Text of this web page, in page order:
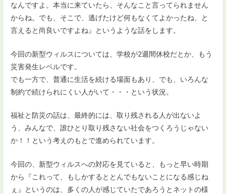
なんですよ。本当に来ていたら、そんなこと言ってられません
からね。でも、そこで、逃げたけど何もなくてよかったね、と
言えると尚良いですよね』というような話をします。
今回の新型ウィルスについては、学校が2週間休校だとか、もう
災害発生レベルです。
でも一方で、普通に生活を続ける場面もあり、でも、いろんな
制約で続けられにくい人がいて・・・という状況。
福祉と防災の話は、最終的には、取り残される人が出ないよ
う、みんなで、誰ひとり取り残さない社会をつくろうじゃない
か！！という考えのもとで進められています。
今回の、新型ウィルスへの対応を見ていると、もっと早い時期
から『これって、もしかするととんでもないことになる感じね
ぇ』というのは、多くの人が感じていたであろうとネットの様